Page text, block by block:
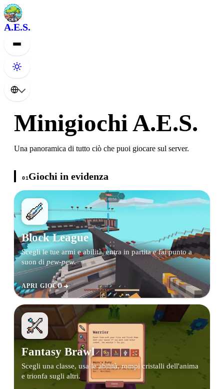
A.E.S.
Minigiochi A.E.S.
Una panoramica di tutto ciò che puoi giocare sul server.
01Giochi in evidenza
Block League
Scegli le tue armi e abilità, entra in partita e fai punto a
suon dipew-pew.
APRI GIOCO
Fantasy Brawl
Scegli una classe, usa le abilità, rompi cristalli dell'anima
e trionfa sugli altri.